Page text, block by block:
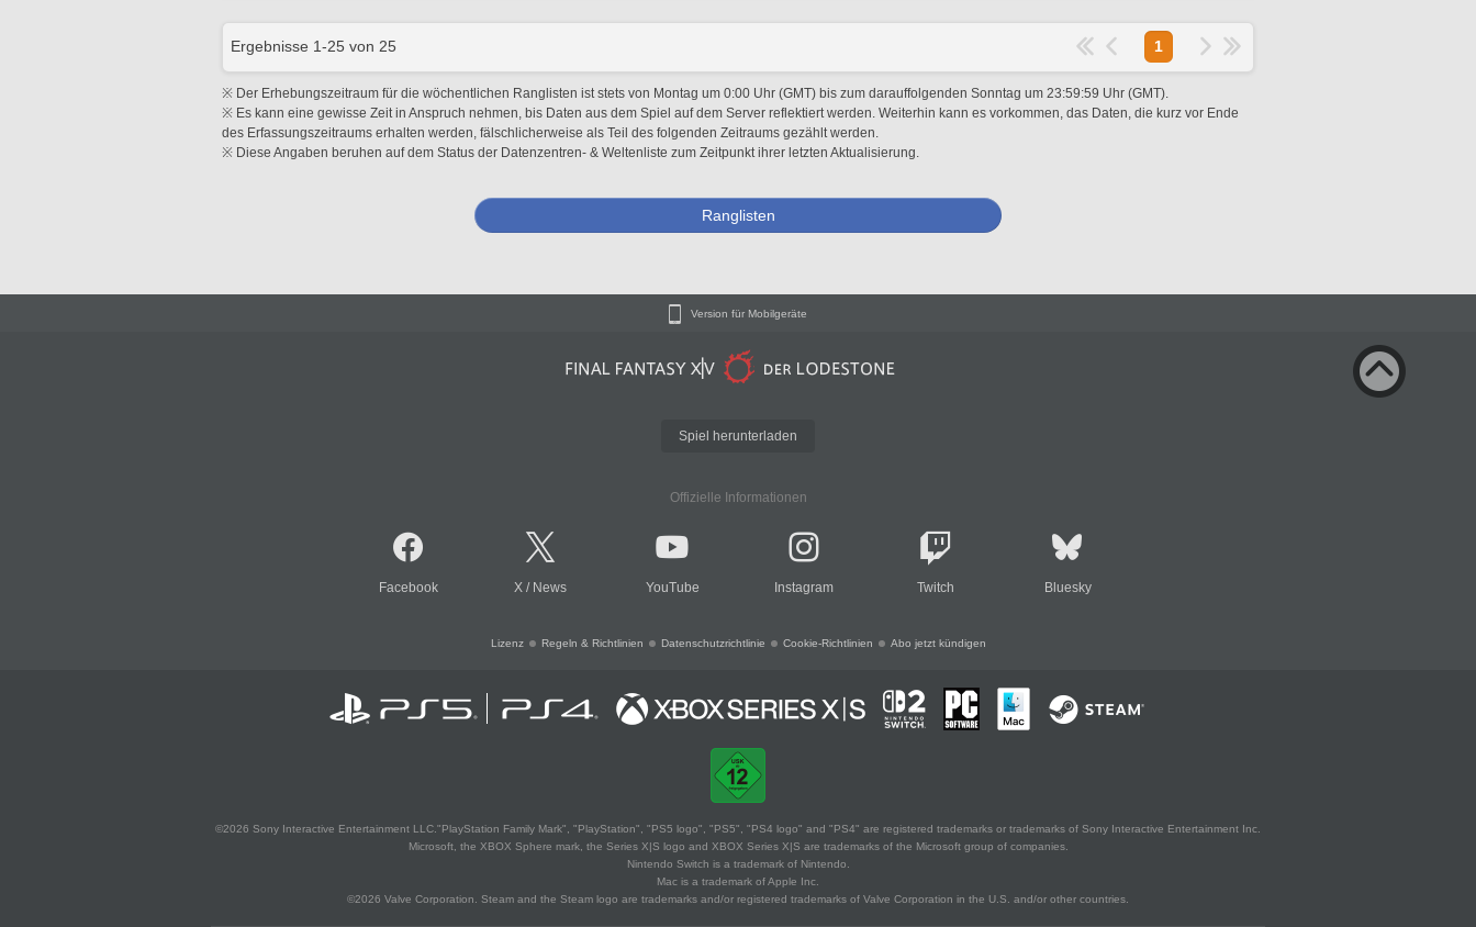
Ergebnisse 1-25 von 25 1
※ Der Erhebungszeitraum für die wöchentlichen Ranglisten ist stets von Montag um 0:00 Uhr (GMT) bis zum darauffolgenden Sonntag um 23:59:59 Uhr (GMT).
※ Es kann eine gewisse Zeit in Anspruch nehmen, bis Daten aus dem Spiel auf dem Server reflektiert werden. Weiterhin kann es vorkommen, das Daten, die kurz vor Ende
des Erfassungszeitraums erhalten werden, fälschlicherweise als Teil des folgenden Zeitraums gezählt werden.
※ Diese Angaben beruhen auf dem Status der Datenzentren- & Weltenliste zum Zeitpunkt ihrer letzten Aktualisierung.
Ranglisten
Version für Mobilgeräte
Spiel herunterladen
Offizielle Informationen
Facebook X / News YouTube Instagram Twitch Bluesky
Lizenz Regeln & Richtlinien Datenschutzrichtlinie Cookie-Richtlinien Abo jetzt kündigen
©2026 Sony Interactive Entertainment LLC."PlayStation Family Mark", "PlayStation", "PS5 logo", "PS5", "PS4 logo" and "PS4" are registered trademarks or trademarks of Sony Interactive Entertainment Inc.
Microsoft, the XBOX Sphere mark, the Series X|S logo and XBOX Series X|S are trademarks of the Microsoft group of companies.
Nintendo Switch is a trademark of Nintendo.
Mac is a trademark of Apple Inc.
©2026 Valve Corporation. Steam and the Steam logo are trademarks and/or registered trademarks of Valve Corporation in the U.S. and/or other countries.